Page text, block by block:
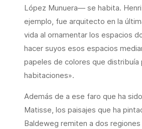
López Munuera— se habita.
ejemplo, fue arquitecto en la
vida al ornamentar los espacios
hacer suyos esos espacios
papeles de colores que distribuía
habitaciones».
Además de a ese faro que ha
Matisse, los paisajes que ha
Baldeweg remiten a dos regiones